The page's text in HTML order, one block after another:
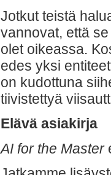
Jotkut teistä
vannovat, että
olet oikeassa.
edes yksi
on kudottuna
tiivistettyä
Elävä asiakirja
AI for the Master